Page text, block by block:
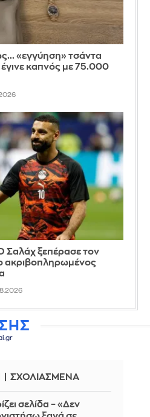
«εγγύηση» τσάντα
έγινε καπνός με 75.000
Σαλάχ ξεπέρασε τον
ακριβοπληρωμένος
ΣΧΟΛΙΑΣΜΕΝΑ
σελίδα – «Δεν